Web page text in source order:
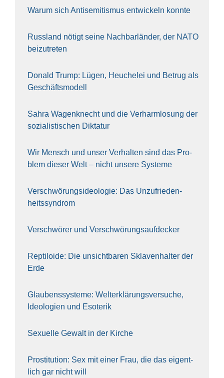
War­um sich Anti­se­mi­tis­mus ent­wi­ckeln konn­te
Russ­land nötigt sei­ne Nach­bar­län­der, der NATO
bei­zu­tre­ten
Donald Trump: Lügen, Heu­che­lei und Betrug als
Geschäfts­mo­dell
Sahra Wagen­knecht und die Ver­harm­lo­sung der
sozia­lis­ti­schen Dik­ta­tur
Wir Mensch und unser Ver­hal­ten sind das Pro­
blem die­ser Welt – nicht unse­re Sys‍te‍me
Ver­schwö­rungs­ideo­lo­gie: Das Unzufrieden­
heitssyndrom
Ver­schwö­rer und Verschwörungs­aufdecker
Rep­ti­lo­ide: Die unsicht­ba­ren Skla­ven­hal­ter der
Erde
Glau­bens­sys­te­me: Welt­erklä­rungs­ver­su­che,
Ideo­lo­gien und Eso­te­rik
Sexu­el­le Gewalt in der Kir­che
Pro­sti­tu­ti­on: Sex mit einer Frau, die das eigent­
lich gar nicht will